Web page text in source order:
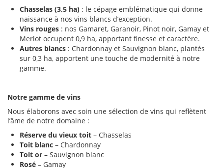
Chasselas (3,5 ha) : le cépage emblématique qui donne
naissance à nos vins blancs d’exception.
Vins rouges : nos Gamaret, Garanoir, Pinot noir, Gamay et
Merlot occupent 0,9 ha, apportant finesse et caractère.
Autres blancs : Chardonnay et Sauvignon blanc, plantés
sur 0,3 ha, apportent une touche de modernité à notre
gamme.
Notre gamme de vins
Nous élaborons avec soin une sélection de vins qui reflètent
l’âme de notre domaine :
Réserve du vieux toit – Chasselas
Toit blanc – Chardonnay
Toit or – Sauvignon blanc
Rosé – Gamay